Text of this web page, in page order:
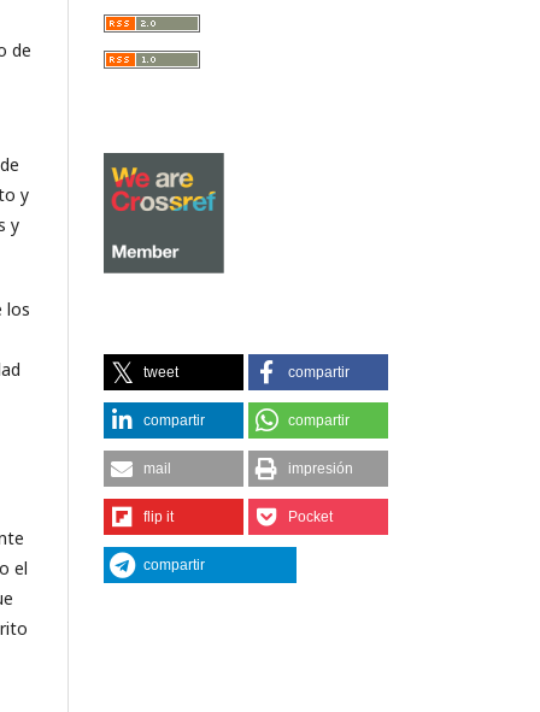
de
y
y
los
el
tweet compartir
compartir compartir
mail impresión
flip it Pocket
compartir